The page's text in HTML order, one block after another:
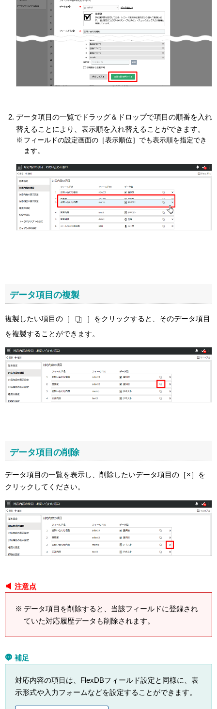
データ項目の一覧でドラッグ＆ドロップで項目の順番を入れ
替えることにより、表示順を入れ替えることができます。
フィールドの設定画面の［表示順位］でも表示順を指定でき
ます。
データ項目の複製
複製したい項目の［
］をクリックすると、そのデータ項目
を複製することができます。
データ項目の削除
データ項目の一覧を表示し、削除したいデータ項目の［×］を
クリックしてください。
注意点
データ項目を削除すると、当該フィールドに登録され
ていた対応履歴データも削除されます。
補足
対応内容の項目は、FlexDBフィールド設定と同様に、表
示形式や入力フォームなどを設定することができます。